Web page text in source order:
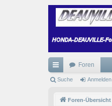
ch
Foren
Suche Anmelden
Foren-Übersicht